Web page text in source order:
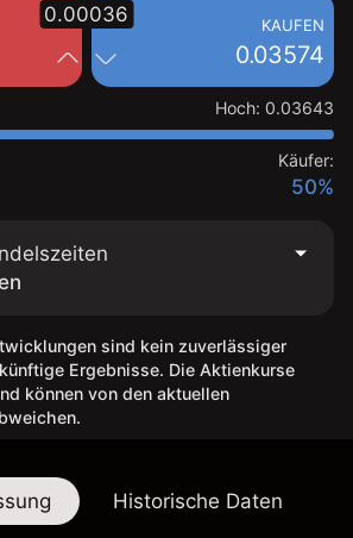
KAUFEN
0.03574
0.00036
Hoch: 0.03643
Käufer:
50%
sind kein zuverlässiger
Ergebnisse. Die Aktienkurse
können von den aktuellen
Historische Daten